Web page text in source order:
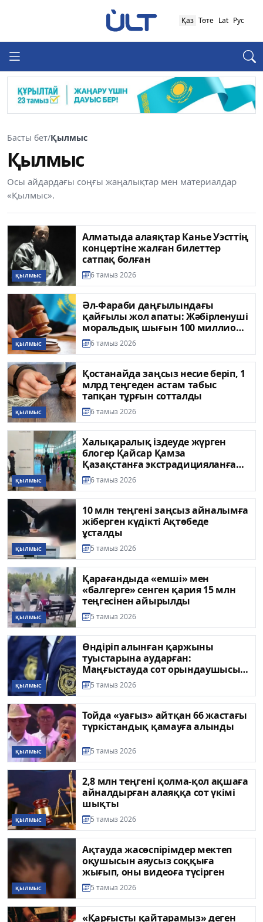
Қаз Төте Lat Рус
Басты бет/Қылмыс
Қылмыс
Осы айдардағы соңғы жаңалықтар мен материалдар
«Қылмыс».
ҚЫЛМЫС
Алматыда алаяқтар Канье Уэсттің
концертіне жалған билеттер
сатпақ болған
6 тамыз 2026
ҚЫЛМЫС
Әл-Фараби даңғылындағы
қайғылы жол апаты: Жәбірленуші
моральдық шығын 100 миллион
теңге сұрады
6 тамыз 2026
ҚЫЛМЫС
Қостанайда заңсыз несие беріп, 1
млрд теңгеден астам табыс
тапқан тұрғын сотталды
6 тамыз 2026
ҚЫЛМЫС
Халықаралық іздеуде жүрген
блогер Қайсар Қамза
Қазақстанға экстрадицияланған
болуы мүмкін
6 тамыз 2026
ҚЫЛМЫС
10 млн теңгені заңсыз айналымға
жіберген күдікті Ақтөбеде
ұсталды
5 тамыз 2026
ҚЫЛМЫС
Қарағандыда «емші» мен
«балгерге» сенген қария 15 млн
теңгесінен айырылды
5 тамыз 2026
ҚЫЛМЫС
Өндіріп алынған қаржыны
туыстарына аударған:
Маңғыстауда сот орындаушысы
тергеліп жатыр
5 тамыз 2026
ҚЫЛМЫС
Тойда «уағыз» айтқан 66 жастағы
түркістандық қамауға алынды
5 тамыз 2026
ҚЫЛМЫС
2,8 млн теңгені қолма-қол ақшаға
айналдырған алаяққа сот үкімі
шықты
5 тамыз 2026
ҚЫЛМЫС
Ақтауда жасөспірімдер мектеп
оқушысын аяусыз соққыға
жығып, оны видеоға түсірген
5 тамыз 2026
«Қарғысты қайтарамыз» деген